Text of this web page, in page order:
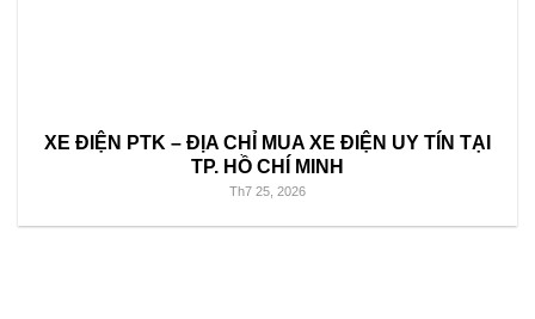
XE ĐIỆN PTK – ĐỊA CHỈ MUA XE ĐIỆN UY TÍN TẠI
TP. HỒ CHÍ MINH
Th7 25, 2026